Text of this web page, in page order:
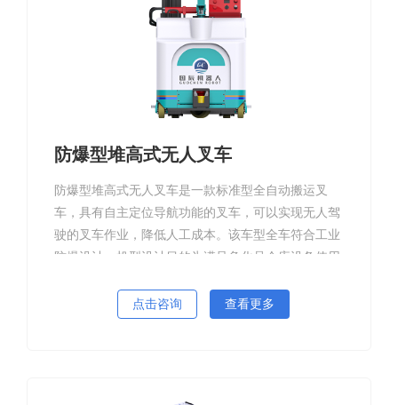
防爆型堆高式无人叉车
防爆型堆高式无人叉车是一款标准型全自动搬运叉
车，具有自主定位导航功能的叉车，可以实现无人驾
驶的叉车作业，降低人工成本。该车型全车符合工业
防爆设计，机型设计目的为满足危化品仓库设备使用
点击咨询
查看更多